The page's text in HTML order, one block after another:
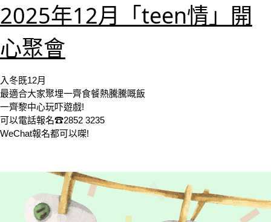
2025年12月「teen情」開
心聚會
入冬既12月
最適合大家聚埋一齊食餐熱騰騰嘅飯
一齊黎中心玩吓遊戲!
可以電話報名☎2852 3235
WeChat報名都可以㗎!